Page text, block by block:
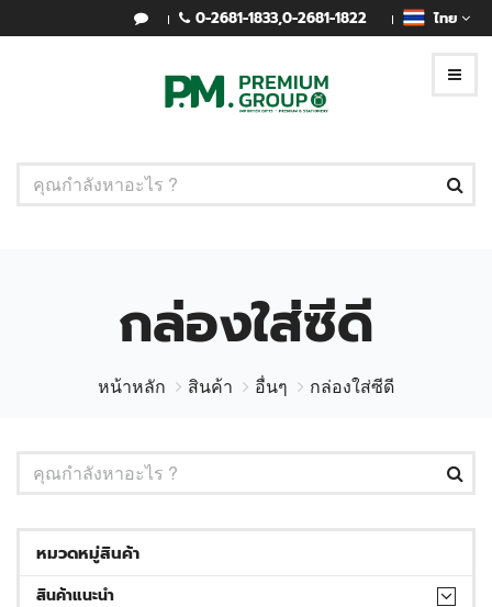
0-2681-1833,0-2681-1822 ไทย
กล่องใส่ซีดี
หน้าหลัก สินค้า อื่นๆ กล่องใส่ซีดี
หมวดหมู่สินค้า
สินค้าแนะนำ